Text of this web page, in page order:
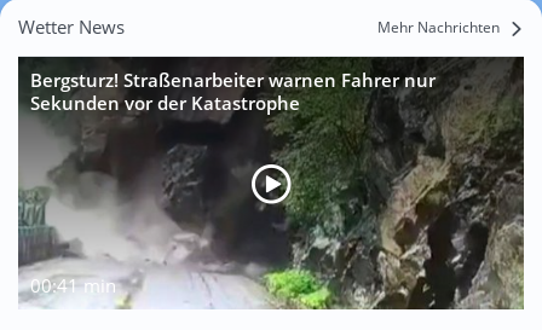
Wetter News Mehr Nachrichten
Bergsturz! Straßenarbeiter warnen Fahrer nur
Sekunden vor der Katastrophe
00:41 min